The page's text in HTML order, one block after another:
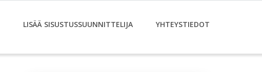
LISÄÄ SISUSTUSSUUNNITTELIJA YHTEYSTIEDOT